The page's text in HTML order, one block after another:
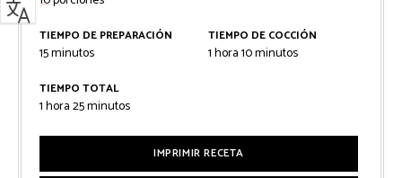
TIEMPO DE PREPARACIÓN
15minutos
minutos
TIEMPO DE COCCIÓN
1hora
hora10minutos
minutos
TIEMPO TOTAL
1hora
hora25minutos
minutos
IMPRIMIR RECETA